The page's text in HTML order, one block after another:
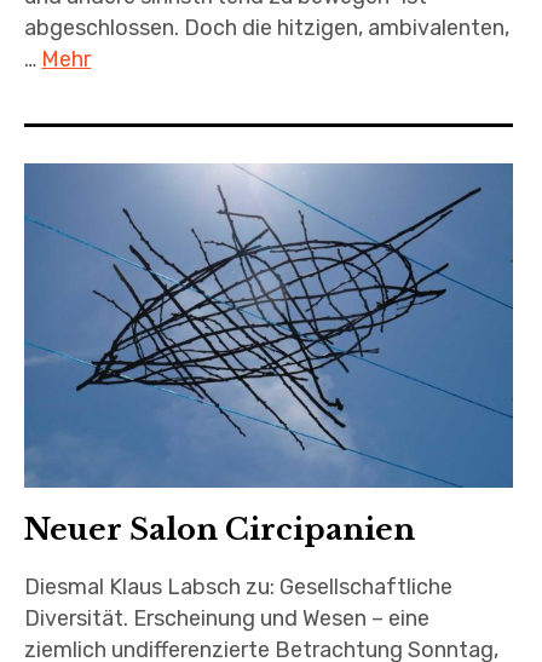
abgeschlossen. Doch die hitzigen, ambivalenten,
… Mehr
Neuer Salon Circipanien
Diesmal Klaus Labsch zu: Gesellschaftliche
Diversität. Erscheinung und Wesen – eine
ziemlich undifferenzierte Betrachtung Sonntag,